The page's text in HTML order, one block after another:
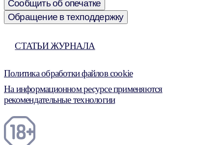
Сообщить об опечатке
Обращение в техподдержку
СТАТЬИ ЖУРНАЛА
Политика обработки файлов cookie
На информационном ресурсе применяются
рекомендательные технологии